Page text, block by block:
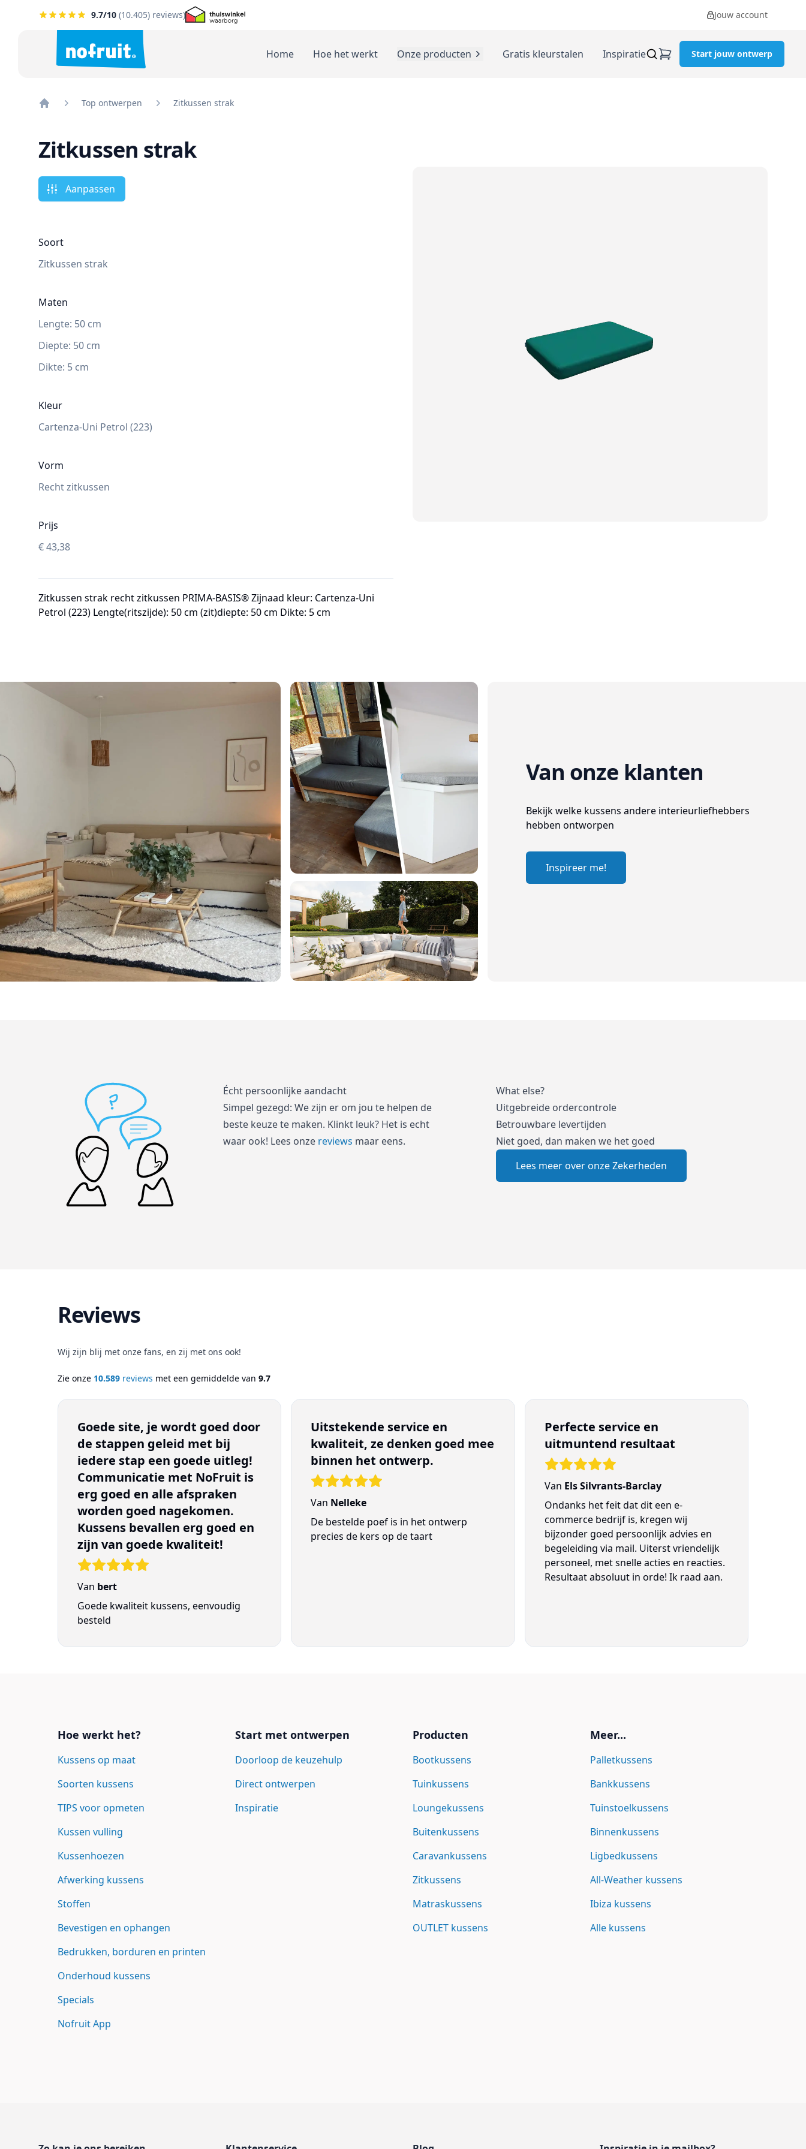
9.7/10 (10.405) reviews) Jouw account
Home Hoe het werkt Onze producten Gratis kleurstalen Inspiratie Start jouw ontwerp
Top ontwerpen Zitkussen strak
Zitkussen strak
Aanpassen
Soort
Zitkussen strak
Maten
Lengte: 50 cm
Diepte: 50 cm
Dikte: 5 cm
Kleur
Cartenza-Uni Petrol (223)
Vorm
Recht zitkussen
Prijs
€43,38
Zitkussen strak recht zitkussen PRIMA-BASIS® Zijnaad kleur: Cartenza-Uni
Petrol (223) Lengte(ritszijde): 50 cm (zit)diepte: 50 cm Dikte: 5 cm
Van onze klanten
Bekijk welke kussens andere interieurliefhebbers
hebben ontworpen
Inspireer me!
Écht persoonlijke aandacht
Simpel gezegd: We zijn er om jou te helpen de
beste keuze te maken. Klinkt leuk? Het is echt
waar ook! Lees onze reviews maar eens.
What else?
Uitgebreide ordercontrole
Betrouwbare levertijden
Niet goed, dan maken we het goed
Lees meer over onze Zekerheden
Reviews
Wij zijn blij met onze fans, en zij met ons ook!
Zie onze 10.589 reviews met een gemiddelde van 9.7
Goede site, je wordt goed door
de stappen geleid met bij
iedere stap een goede uitleg!
Communicatie met NoFruit is
erg goed en alle afspraken
worden goed nagekomen.
Kussens bevallen erg goed en
zijn van goede kwaliteit!
Van bert
Goede kwaliteit kussens, eenvoudig
besteld
Uitstekende service en
kwaliteit, ze denken goed mee
binnen het ontwerp.
Van Nelleke
De bestelde poef is in het ontwerp
precies de kers op de taart
Perfecte service en
uitmuntend resultaat
Van Els Silvrants-Barclay
Ondanks het feit dat dit een e-
commerce bedrijf is, kregen wij
bijzonder goed persoonlijk advies en
begeleiding via mail. Uiterst vriendelijk
personeel, met snelle acties en reacties.
Resultaat absoluut in orde! Ik raad aan.
Hoe werkt het?
Kussens op maat
Soorten kussens
TIPS voor opmeten
Kussen vulling
Kussenhoezen
Afwerking kussens
Stoffen
Bevestigen en ophangen
Bedrukken, borduren en printen
Onderhoud kussens
Specials
Nofruit App
Start met ontwerpen
Doorloop de keuzehulp
Direct ontwerpen
Inspiratie
Producten
Bootkussens
Tuinkussens
Loungekussens
Buitenkussens
Caravankussens
Zitkussens
Matraskussens
OUTLET kussens
Meer...
Palletkussens
Bankkussens
Tuinstoelkussens
Binnenkussens
Ligbedkussens
All-Weather kussens
Ibiza kussens
Alle kussens